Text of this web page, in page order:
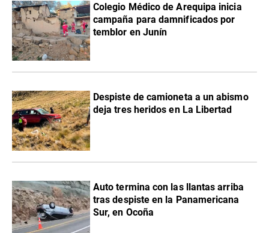
Colegio Médico de Arequipa inicia
campaña para damnificados por
temblor en Junín
Despiste de camioneta a un abismo
deja tres heridos en La Libertad
Auto termina con las llantas arriba
tras despiste en la Panamericana
Sur, en Ocoña